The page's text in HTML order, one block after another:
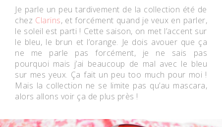
Je parle un peu tardivement de la collection été de
chez Clarins, et forcément quand je veux en parler,
le soleil est parti ! Cette saison, on met l’accent sur
le bleu, le brun et l’orange. Je dois avouer que ça
ne me parle pas forcément, je ne sais pas
pourquoi mais j’ai beaucoup de mal avec le bleu
sur mes yeux. Ça fait un peu too much pour moi !
Mais la collection ne se limite pas qu’au mascara,
alors allons voir ça de plus près !